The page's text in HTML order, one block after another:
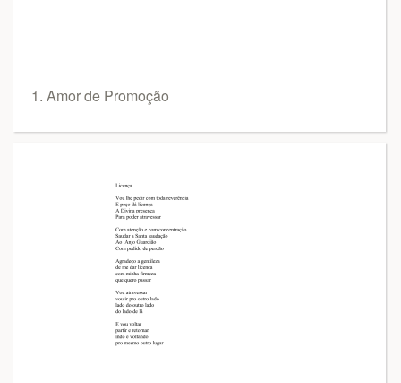
1. Amor de Promoção